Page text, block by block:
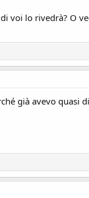
voi lo rivedrà? O
già avevo